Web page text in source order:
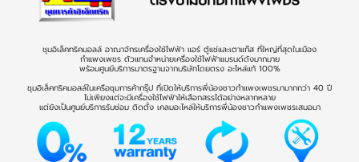
ชุมอิเล็คทริคมอลล์ อาณาจักรเครื่องใช้ไฟฟ้า แอร์ ตู้แช่และเตาแก๊ส ที่ใหญ่ที่สุดในเมือง
กำแพงเพชร ตัวแทนจำหน่ายเครื่องใช้ไฟฟ้าแบรนด์ดังมากมาย
พร้อมศูนย์บริการมาตรฐานจากบริษัทโดยตรง อะไหล่แท้ 100%
ชุมอิเล็คทริคมอลล์ในเครือชุมการค้ากรุ๊ป ที่เปิดให้บริการพี่น้องชาวกำแพงเพชรมามากกว่า 40 ปี
ไม่เพียงแต่จะมีเครื่องใช้ไฟฟ้าให้เลือกสรรได้อย่างหลากหลาย
แต่ยังเป็นศูนย์บริการรับซ่อม ติดตั้ง เคลมอะไหล่ให้บริการพี่น้องชาวกำแพงเพชรเสมอมา